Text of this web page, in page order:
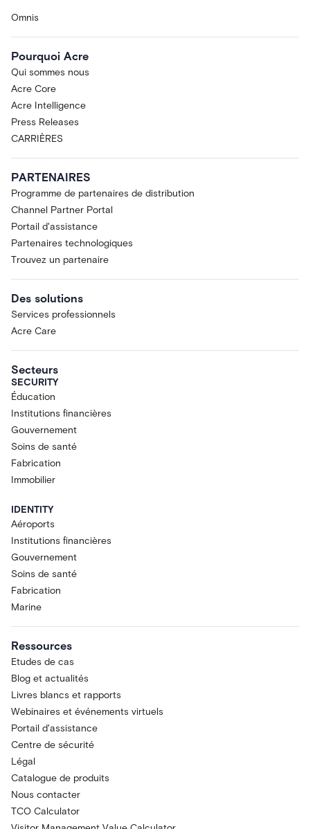
Omnis
Pourquoi Acre
Qui sommes nous
Acre Core
Acre Intelligence
Press Releases
CARRIÈRES
PARTENAIRES
Programme de partenaires de distribution
Channel Partner Portal
Portail d'assistance
Partenaires technologiques
Trouvez un partenaire
Des solutions
Services professionnels
Acre Care
Secteurs
SECURITY
Éducation
Institutions financières
Gouvernement
Soins de santé
Fabrication
Immobilier
IDENTITY
Aéroports
Institutions financières
Gouvernement
Soins de santé
Fabrication
Marine
Ressources
Etudes de cas
Blog et actualités
Livres blancs et rapports
Webinaires et événements virtuels
Portail d'assistance
Centre de sécurité
Légal
Catalogue de produits
Nous contacter
TCO Calculator